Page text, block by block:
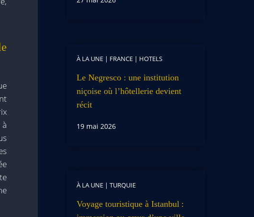
À LA UNE| FRANCE| HOTELS
Le Negresco : une institution
niçoise où l’hôtellerie devient
récit
19 mai 2026
À LA UNE| TURQUIE
Voyage touristique à Istanbul :